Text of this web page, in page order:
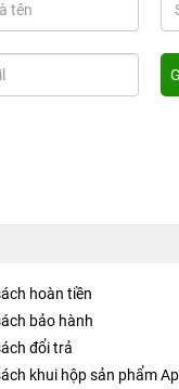
hoàn tiền
bảo hành
đổi trả
khui hộp sản phẩm